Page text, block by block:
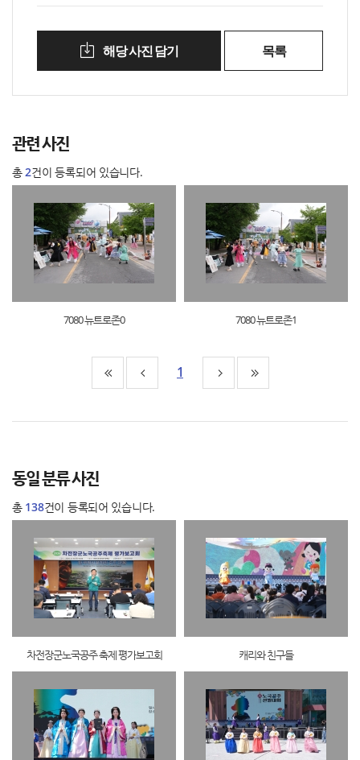
해당 사진 담기 목록
관련 사진
총2건이 등록되어 있습니다.
7080 뉴트로존0 7080 뉴트로존1
1
동일 분류 사진
총 138건이 등록되어 있습니다.
차전장군노국공주 축제 평가보고회 캐리와 친구들